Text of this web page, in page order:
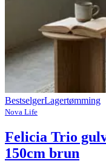
BestselgerLagertømming
Nova Life
Felicia Trio
150cm brun